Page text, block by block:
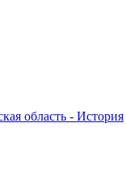
область - История